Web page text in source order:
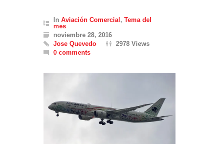
In Aviación Comercial , Tema del
mes
noviembre 28, 2016
Jose Quevedo
2978 Views
0 comments